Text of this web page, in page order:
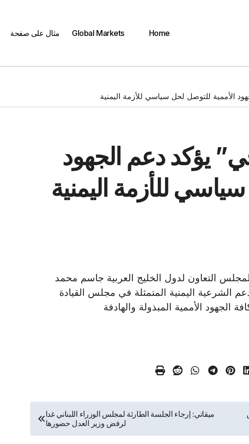
Home
Global Markets مثال على صفحة
الأممية للتوصل لحل سياسي للأزمة اليمنية
يؤكد دعم الجهود
للأزمة اليمنية
العام لمجلس التعاون لدول الخليج العربية جاسم محمد
الشرعية اليمنية المتمثلة في مجلس القيادة
الأممية المبذولة والهادفة
ميقاتي: إرجاء الجلسة الطارئة لمجلس الوزراء اللبناني غدا
لرفض وزير العدل حضورها